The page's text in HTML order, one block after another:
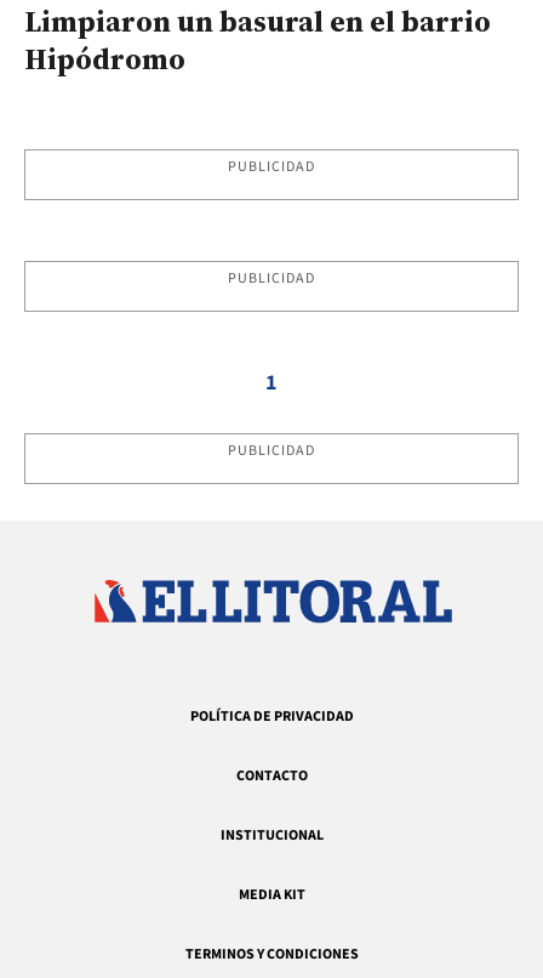
Limpiaron un basural en el barrio
Hipódromo
PUBLICIDAD
PUBLICIDAD
1
PUBLICIDAD
POLÍTICA DE PRIVACIDAD
CONTACTO
INSTITUCIONAL
MEDIA KIT
TERMINOS Y CONDICIONES